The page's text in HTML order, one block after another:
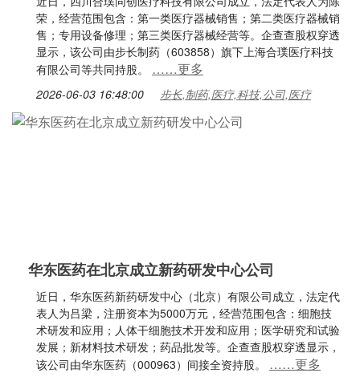
荣，经营范围包含：第一类医疗器械销售；第二类医疗器械销
售；专用设备修理；第三类医疗器械经营等。企查查股权穿透
显示，该公司由步长制药（603858）旗下上海合璞医疗科技
有限公司等共同持股。 ……更多
2026-06-03 16:48:00 步长,制药,医疗,科技,公司,医疗
华东医药在北京成立新药研发中心公司
近日，华东医药新药研发中心（北京）有限公司成立，法定代
表人为吕梁，注册资本为5000万元，经营范围包含：细胞技
术研发和应用；人体干细胞技术开发和应用；医学研究和试验
发展；新材料技术研发；药品批发等。企查查股权穿透显示，
该公司由华东医药（000963）间接全资持股。 ……更多